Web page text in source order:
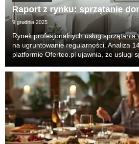
Raport z rynku: sprzątanie
9 grudnia 2025
Rynek profesjonalnych usług sprzątania
na ugruntowanie regularności. Analiza
platformie Oferteo.pl ujawnia, że usługi
interwencja kryzysowa lub pilna